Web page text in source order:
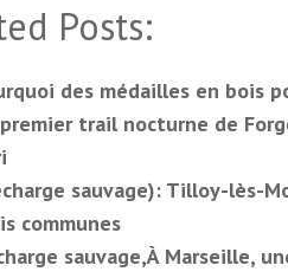
Posts:
des médailles en bois
trail nocturne de
sauvage): Tilloy-lès-
communes
sauvage,À Marseille,